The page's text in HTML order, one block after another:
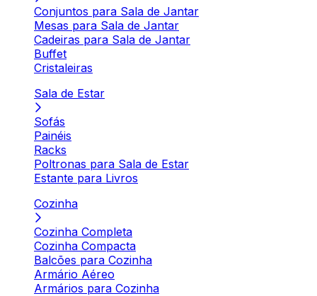
Conjuntos para Sala de Jantar
Mesas para Sala de Jantar
Cadeiras para Sala de Jantar
Buffet
Cristaleiras
Sala de Estar
Sofás
Painéis
Racks
Poltronas para Sala de Estar
Estante para Livros
Cozinha
Cozinha Completa
Cozinha Compacta
Balcões para Cozinha
Armário Aéreo
Armários para Cozinha